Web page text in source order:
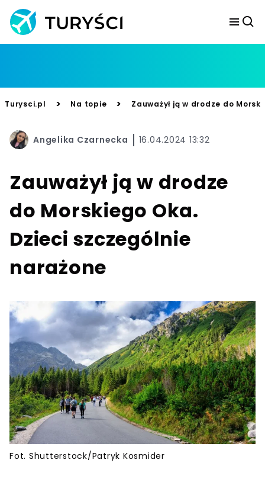
Turysci.pl > Na topie > Zauważył ją w drodze do
Angelika Czarnecka 16.04.2024 13:32
Zauważył ją w drodze
do Morskiego Oka.
Dzieci szczególnie
narażone
Fot. Shutterstock/Patryk Kosmider